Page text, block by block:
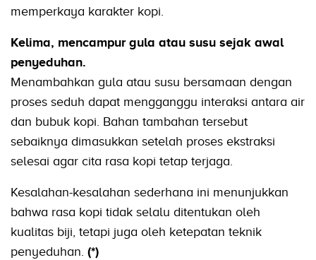
memperkaya karakter kopi.
Kelima, mencampur gula atau susu sejak awal
penyeduhan.
Menambahkan gula atau susu bersamaan dengan
proses seduh dapat mengganggu interaksi antara air
dan bubuk kopi. Bahan tambahan tersebut
sebaiknya dimasukkan setelah proses ekstraksi
selesai agar cita rasa kopi tetap terjaga.
Kesalahan-kesalahan sederhana ini menunjukkan
bahwa rasa kopi tidak selalu ditentukan oleh
kualitas biji, tetapi juga oleh ketepatan teknik
penyeduhan. (*)